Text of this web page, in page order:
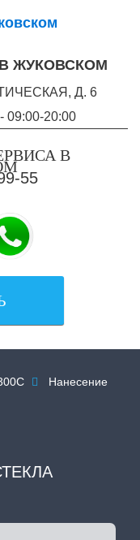
ЖУКОВСКОМ
Д. 6
20:00
55
 Нанесение